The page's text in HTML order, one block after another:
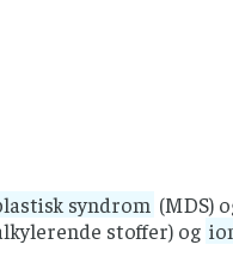
syndrom (MDS)
stoffer) og